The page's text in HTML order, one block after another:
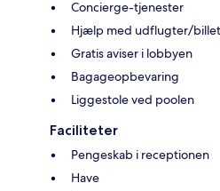
Concierge-tjenester
Hjælp med udflugter/
Gratis aviser i lobbyen
Bagageopbevaring
Liggestole ved poolen
Faciliteter
Pengeskab i receptionen
Have